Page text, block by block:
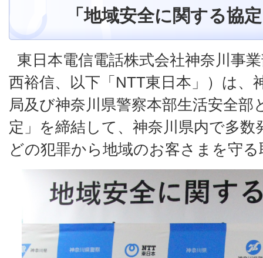
「地域安全に関する協
東日本電信電話株式会社神奈川事
西裕信、以下「NTT東日本」）は、
局及び神奈川県警察本部生活安全部
定」を締結して、神奈川県内で多
どの犯罪から地域のお客さまを守